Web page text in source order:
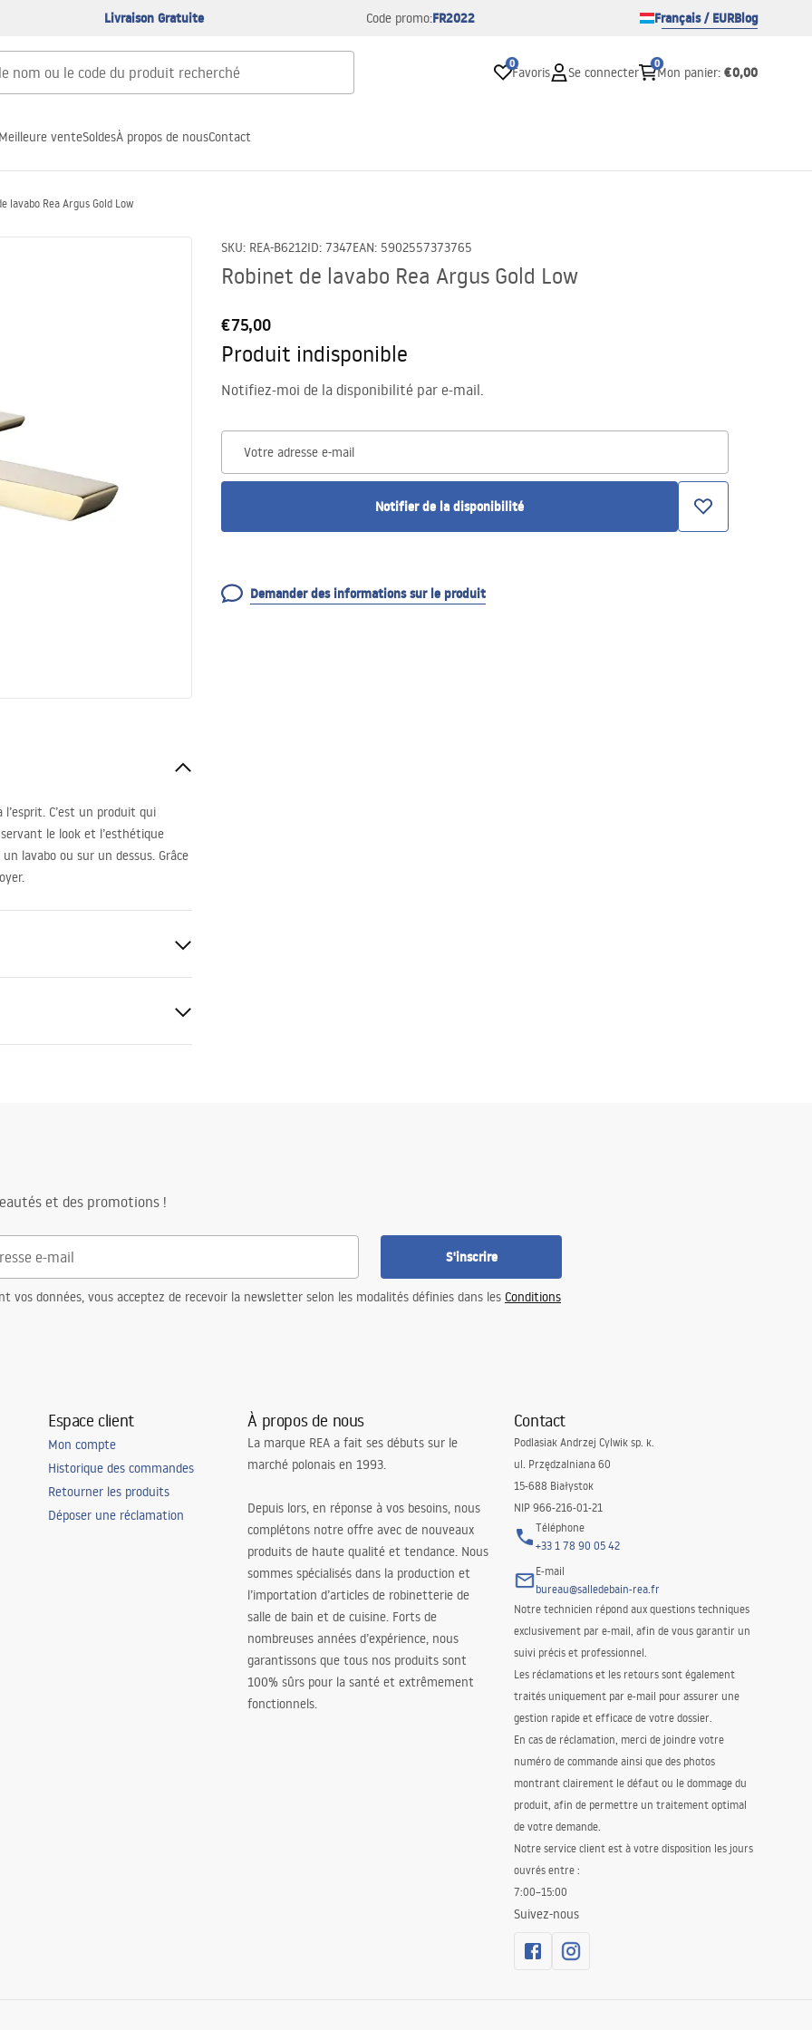
Livraison Gratuite Code promo:FR2022 Français / EURBlog
0
Favoris Se connecter
0
Mon panier: €0,00
Meilleure venteSoldesÀ propos de nousContact
lavabo Rea Argus Gold Low
SKU: REA-B6212ID: 7347EAN: 5902557373765
Robinet de lavabo Rea Argus Gold Low
€75,00
Produit indisponible
Notifiez-moi de la disponibilité par e-mail.
Votre adresse e-mail
Notifier de la disponibilité
Demander des informations sur le produit
C’est un produit qui
le look et l’esthétique
lavabo ou sur un dessus. Grâce
et des promotions !
S'inscrire
vos données, vous acceptez de recevoir la newsletter selon les modalités définies dans les Conditions
Espace client
Mon compte
Historique des commandes
Retourner les produits
Déposer une réclamation
À propos de nous
La marque REA a fait ses débuts sur le
marché polonais en 1993.
Depuis lors, en réponse à vos besoins, nous
complétons notre offre avec de nouveaux
produits de haute qualité et tendance. Nous
sommes spécialisés dans la production et
l’importation d’articles de robinetterie de
salle de bain et de cuisine. Forts de
nombreuses années d’expérience, nous
garantissons que tous nos produits sont
100% sûrs pour la santé et extrêmement
fonctionnels.
Contact
Podlasiak Andrzej Cylwik sp. k.
ul. Przędzalniana 60
15-688 Białystok
NIP 966-216-01-21
Téléphone
+33 1 78 90 05 42
E-mail
bureau@salledebain-rea.fr
Notre technicien répond aux questions techniques
exclusivement par e-mail, afin de vous garantir un
suivi précis et professionnel.
Les réclamations et les retours sont également
traités uniquement par e-mail pour assurer une
gestion rapide et efficace de votre dossier.
En cas de réclamation, merci de joindre votre
numéro de commande ainsi que des photos
montrant clairement le défaut ou le dommage du
produit, afin de permettre un traitement optimal
de votre demande.
Notre service client est à votre disposition les jours
ouvrés entre :
7:00–15:00
Suivez-nous